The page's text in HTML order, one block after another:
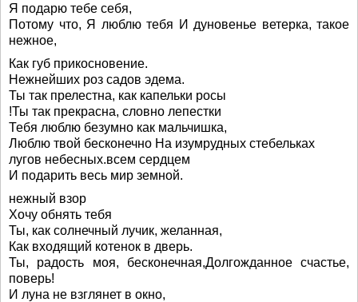
Я подарю тебе себя,
Потому что, Я люблю тебя И дуновенье ветерка, такое
нежное,
Как губ прикосновение.
Нежнейших роз садов эдема.
Ты так прелестна, как капельки росы
!Ты так прекрасна, словно лепестки
Тебя люблю безумно как мальчишка,
Люблю твой бесконечно На изумрудных стебельках
лугов небесных.всем сердцем
И подарить весь мир земной.
нежный взор
Хочу обнять тебя
Ты, как солнечный лучик, желанная,
Как входящий котенок в дверь.
Ты, радость моя, бесконечная,Долгожданное счастье,
поверь!
И луна не взглянет в окно,